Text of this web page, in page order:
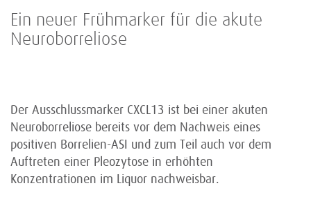
Ein neuer Frühmarker für die akute
Neuroborreliose
Der Ausschlussmarker CXCL13 ist bei einer akuten
Neuroborreliose bereits vor dem Nachweis eines
positiven Borrelien-ASI und zum Teil auch vor dem
Auftreten einer Pleozytose in erhöhten
Konzentrationen im Liquor nachweisbar.